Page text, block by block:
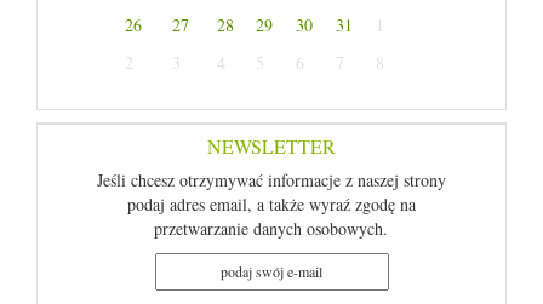
26
27 28 29 30 31
1
2
3 4 5 6 7 8
NEWSLETTER
Jeśli chcesz otrzymywać informacje z naszej strony
podaj adres email, a także wyraź zgodę na
przetwarzanie danych osobowych.